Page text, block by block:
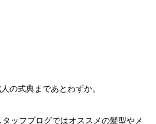
の式典まであとわずか。
ッフブログではオススメの髪型やメ